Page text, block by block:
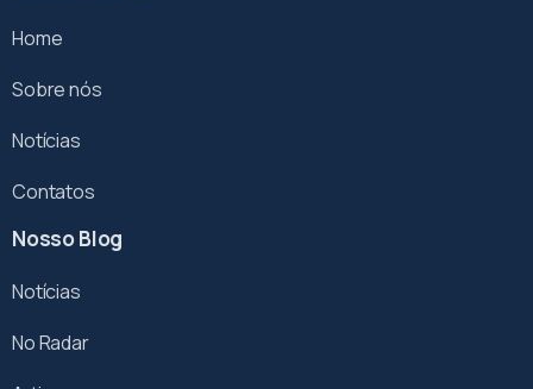
Home
Sobre nós
Notícias
Contatos
Nosso Blog
Notícias
No Radar